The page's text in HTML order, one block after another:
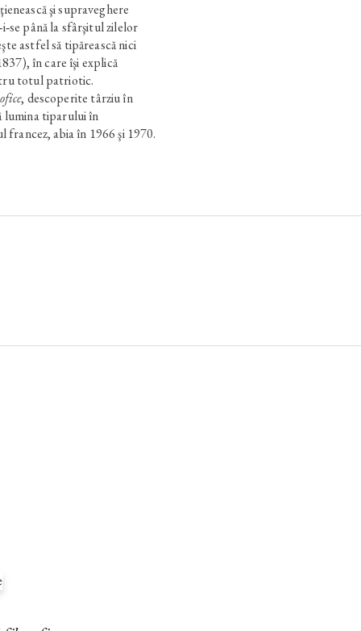
şi supraveghere
până la sfârşitul zilelor
astfel să tipărească nici
în care îşi explică
totul patriotic.
, descoperite târziu în
lumina tiparului în
abia în 1966 şi 1970.